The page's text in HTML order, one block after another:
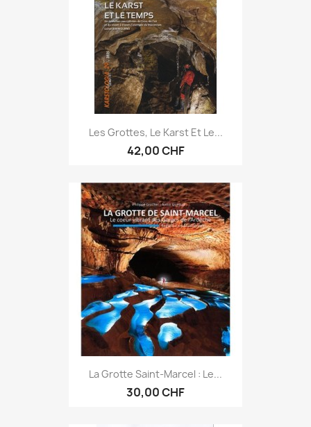
Les Grottes, Le Karst Et Le...
42,00 CHF
La Grotte Saint-Marcel : Le...
30,00 CHF